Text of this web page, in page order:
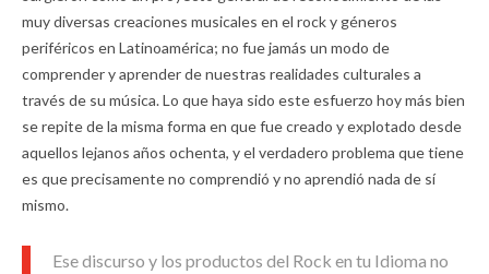
muy diversas creaciones musicales en el rock y géneros
periféricos en Latinoamérica; no fue jamás un modo de
comprender y aprender de nuestras realidades culturales a
través de su música. Lo que haya sido este esfuerzo hoy más bien
se repite de la misma forma en que fue creado y explotado desde
aquellos lejanos años ochenta, y el verdadero problema que tiene
es que precisamente no comprendió y no aprendió nada de sí
mismo.
Ese discurso y los productos del Rock en tu Idioma no